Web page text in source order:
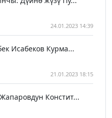
24.01.2023 14:39
Исабеков Курма...
21.01.2023 18:15
Констит...